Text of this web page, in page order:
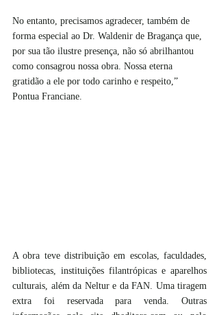
No entanto, precisamos agradecer, também de
forma especial ao Dr. Waldenir de Bragança que,
por sua tão ilustre presença, não só abrilhantou
como consagrou nossa obra. Nossa eterna
gratidão a ele por todo carinho e respeito,”
Pontua Franciane.
A obra teve distribuição em escolas, faculdades,
bibliotecas, instituições filantrópicas e aparelhos
culturais, além da Neltur e da FAN. Uma tiragem
extra foi reservada para venda. Outras